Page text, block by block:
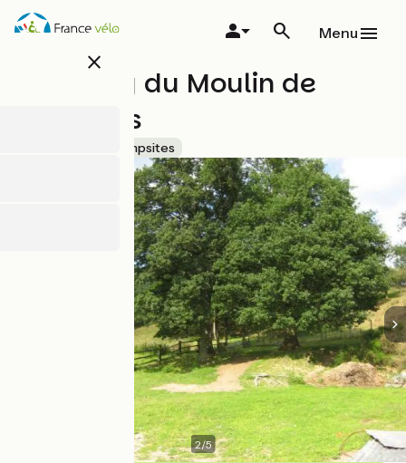
Overslaan
en
close
Menu
Camping du Moulin de
Fumailles
Campsites
2/5